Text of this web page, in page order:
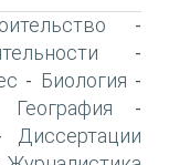
-
-
- Биология -
География -
Диссертации